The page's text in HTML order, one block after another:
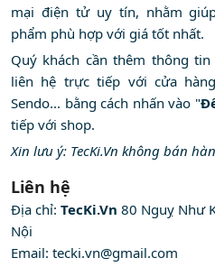
mại điện tử uy tín, nhằm
phẩm phù hợp với giá tốt nhất.
Quý khách cần thêm thông
liên hệ trực tiếp với cửa
Sendo... bằng cách nhấn vào "
tiếp với shop.
Xin lưu ý: TecKi.Vn không bán
Liên hệ
Địa chỉ: TecKi.Vn 80 Nguỵ Như
Nội
Email: tecki.vn@gmail.com